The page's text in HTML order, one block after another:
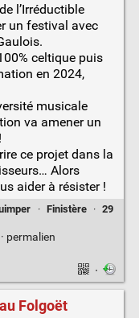
l’Irréductible
un festival avec
celtique puis
en 2024,
musicale
va amener un
ce projet dans la
Alors
aider à résister !
· Finistère · 29
permalien
·
Folgoët